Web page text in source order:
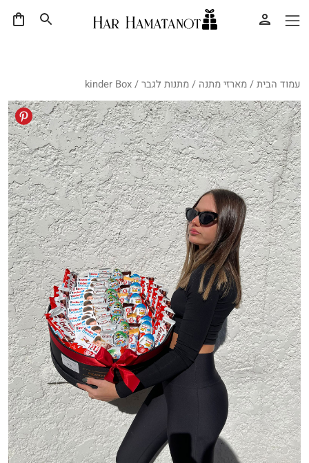
עמוד הבית/מארזי מתנה /מתנות לגבר/ kinder Box